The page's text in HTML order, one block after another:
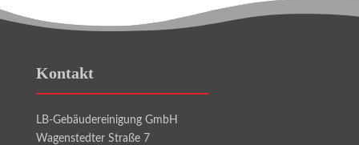
Kontakt
LB-Gebäudereinigung GmbH
Wagenstedter Straße 7